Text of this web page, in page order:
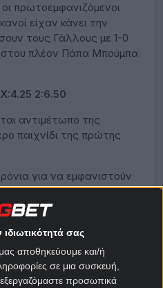
σας
αποθηκεύουμε και/ή
σε μια συσκευή,
προσωπικά
πρωτοεμφανιζόμενοι
είχαν κάνει την
τους Γάλλους με 1-0
πλέον Πάπα Μπούμπα
2:6.50
αντιμέτωπο της
παιχνίδι της πρώτης
για να εμφανιστούν
στο Μεξικό κατέγραψαν τη
ενώ η παρέα του Χάαλαντ
φτάσει στη φάση των
2:1.20